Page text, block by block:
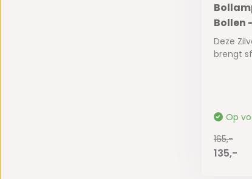
Bollen
Deze
brengt
Op
165,-
135,-